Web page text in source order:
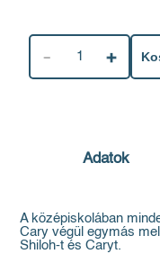
1
Adatok
A középiskolában
Cary végül egymás
Shiloh-t és Caryt.